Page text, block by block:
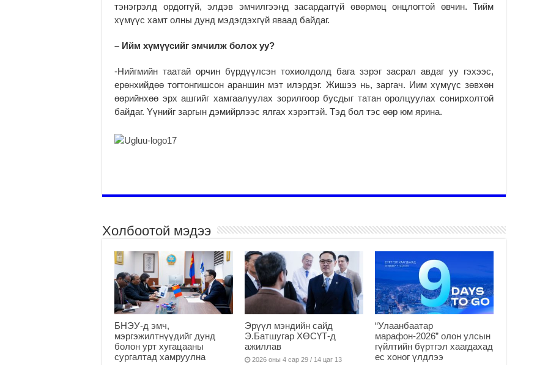
тэнэгрэлд ордоггүй, элдэв эмчилгээнд засардаггүй өвөрмөц онцлогтой өвчин. Тийм
хүмүүс хамт олны дунд мэдэгдэхгүй яваад байдаг.
– Ийм хүмүүсийг эмчилж болох уу?
-Нийгмийн таатай орчин бүрдүүлсэн тохиолдолд бага зэрэг засрал авдаг уу гэхээс,
ерөнхийдөө тогтонгишсон араншин мэт илэрдэг. Жишээ нь, заргач. Иим хүмүүс зөвхөн
өөрийнхөө эрх ашгийг хамгаалуулах зорилгоор бусдыг татан оролцуулах сонирхолтой
байдаг. Yүнийг заргын дэмийрлээс ялгах хэрэгтэй. Тэд бол тэс өөр юм ярина.
Холбоотой мэдээ
БНЭУ-д эмч,
мэргэжилтнүүдийг дунд
болон урт хугацааны
сургалтад хамруулна
Эрүүл мэндийн сайд
Э.Батшугар ХӨСҮТ-д
ажиллав
2026 оны 4 сар 29 / 14 цаг 13
“Улаанбаатар
марафон-2026” олон улсын
гүйлтийн бүртгэл хаагдахад
ес хоног үлдлээ